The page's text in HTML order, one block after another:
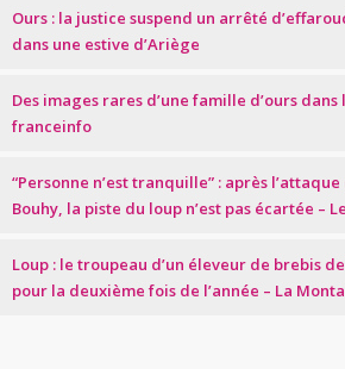
Ours : la justice suspend un arrêté
dans une estive d’Ariège
Des images rares d’une famille d’ours dans
franceinfo
“Personne n’est tranquille” : après
Bouhy, la piste du loup n’est pas écartée –
Loup : le troupeau d’un éleveur de brebis
pour la deuxième fois de l’année – La